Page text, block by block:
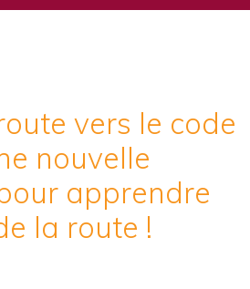
vers le code
nouvelle
apprendre
la route !